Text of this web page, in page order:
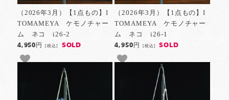
（2026年3月）【1点もの】I
TOMAMEYA ケモノチャー
ム ネコ i26-2
4,950円[税込] SOLD
（2026年3月）【1点もの】I
TOMAMEYA ケモノチャー
ム ネコ i26-1
4,950円 [税込] SOLD